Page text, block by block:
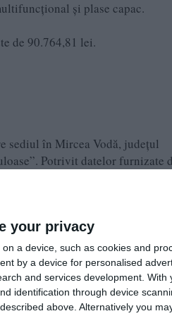
your privacy
a device, such as cookies and
by a device for personalised
and services development. With
identification through device
above. Alternatively you
și plase capac.
de 90.764,81 lei.
sediul în Mircea Vodă, județul
Potrivit datelor furnizate
a înregistrat o cifră de afaceri